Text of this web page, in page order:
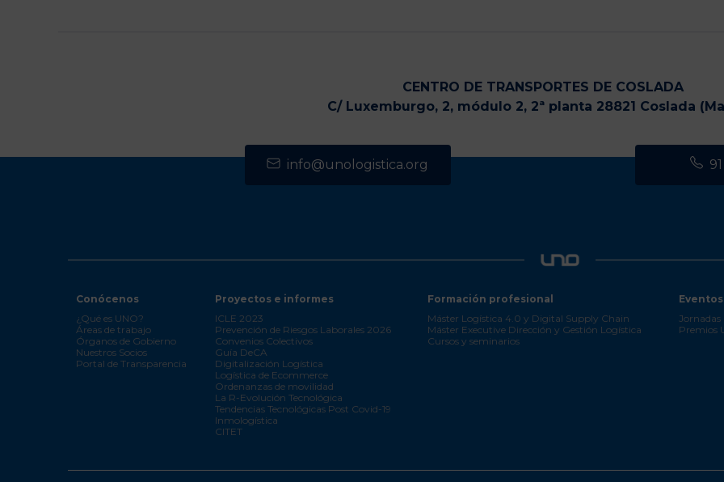
CENTRO DE TRANSPORTES DE COSLADA
C/ Luxemburgo, 2, módulo 2, 2ª planta 28821 Coslada
info@unologistica.org
Conócenos
¿Qué es UNO?
Áreas de trabajo
Órganos de Gobierno
Nuestros Socios
Portal de Transparencia
Proyectos e informes
ICLE 2023
Prevención de Riesgos Laborales 2026
Convenios Colectivos
Guía DeCA
Digitalización Logística
Logística de Ecommerce
Ordenanzas de movilidad
La R-Evolución Tecnológica
Tendencias Tecnológicas Post Covid-19
Inmologística
CITET
Formación profesional
Máster Logística 4.0 y Digital Supply Chain
Máster Executive Dirección y Gestión Logística
Cursos y seminarios
Eventos
Jornadas
Premios